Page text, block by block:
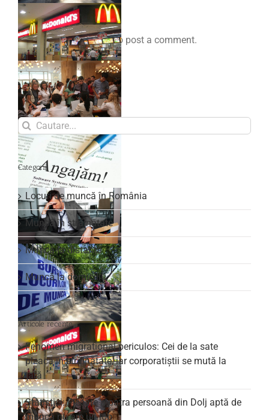
Comenteaza
You must belogged into post a comment.
Search
for:
Categorii
Locuri de muncă în România
Muncă în străinătate
Muncă la distanță
Muncă la domiciliu
Articole recente
Fenomen migrațional periculos: Cei de la sate
pleacă în străinătate, iar corporatiștii se mută la
țară
Statistici: Fiecare a patra persoană din Dolj aptă de
muncă nu are un job